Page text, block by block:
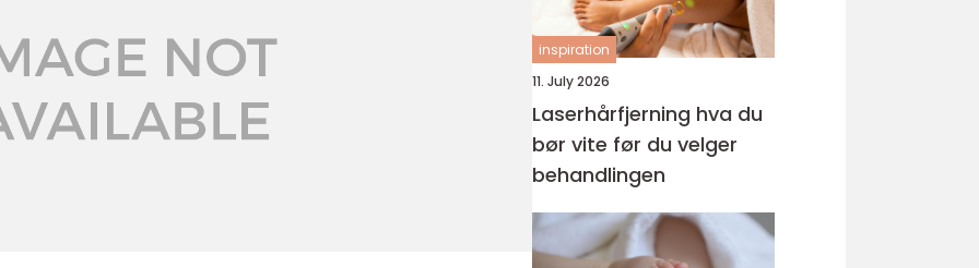
inspiration
11. July 2026
Laserhårfjerning hva du
bør vite før du velger
behandlingen